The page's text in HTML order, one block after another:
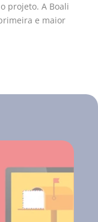
projeto. A Boali
e maior